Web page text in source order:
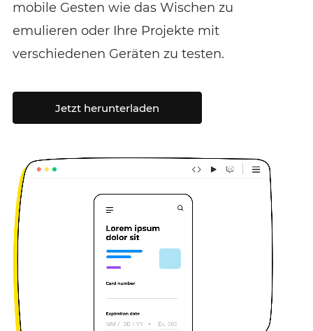
mobile Gesten wie das Wischen zu
emulieren oder Ihre Projekte mit
verschiedenen Geräten zu testen.
Jetzt herunterladen